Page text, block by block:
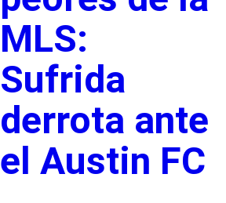
MLS:
Sufrida
derrota ante
el Austin FC